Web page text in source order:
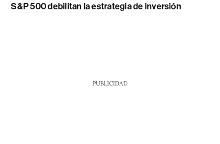
S&P 500 debilitan la estrategia de inversión
PUBLICIDAD